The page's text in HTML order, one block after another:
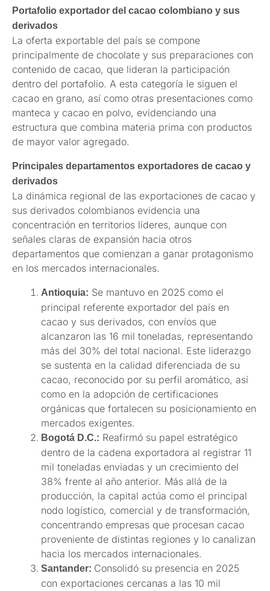
Portafolio exportador del cacao colombiano y sus
derivados
La oferta exportable del país se compone
principalmente de chocolate y sus preparaciones con
contenido de cacao, que lideran la participación
dentro del portafolio. A esta categoría le siguen el
cacao en grano, así como otras presentaciones como
manteca y cacao en polvo, evidenciando una
estructura que combina materia prima con productos
de mayor valor agregado.
Principales departamentos exportadores de cacao y
derivados
La dinámica regional de las exportaciones de cacao y
sus derivados colombianos evidencia una
concentración en territorios líderes, aunque con
señales claras de expansión hacia otros
departamentos que comienzan a ganar protagonismo
en los mercados internacionales.
Antioquia: Se mantuvo en 2025 como el
principal referente exportador del país en
cacao y sus derivados, con envíos que
alcanzaron las 16 mil toneladas, representando
más del 30% del total nacional. Este liderazgo
se sustenta en la calidad diferenciada de su
cacao, reconocido por su perfil aromático, así
como en la adopción de certificaciones
orgánicas que fortalecen su posicionamiento en
mercados exigentes.
Bogotá D.C.: Reafirmó su papel estratégico
dentro de la cadena exportadora al registrar 11
mil toneladas enviadas y un crecimiento del
38% frente al año anterior. Más allá de la
producción, la capital actúa como el principal
nodo logístico, comercial y de transformación,
concentrando empresas que procesan cacao
proveniente de distintas regiones y lo canalizan
hacia los mercados internacionales.
Santander: Consolidó su presencia en 2025
con exportaciones cercanas a las 10 mil